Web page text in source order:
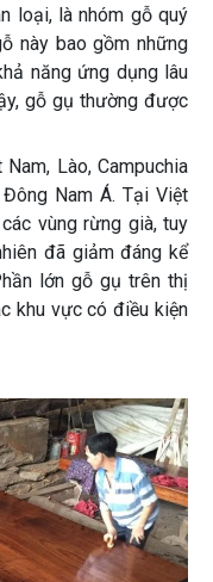
loại, là nhóm gỗ quý
này bao gồm những
năng ứng dụng lâu
gỗ gụ thường được
Lào, Campuchia
Nam Á. Tại Việt
vùng rừng già, tuy
đã giảm đáng kể
lớn gỗ gụ trên thị
khu vực có điều kiện